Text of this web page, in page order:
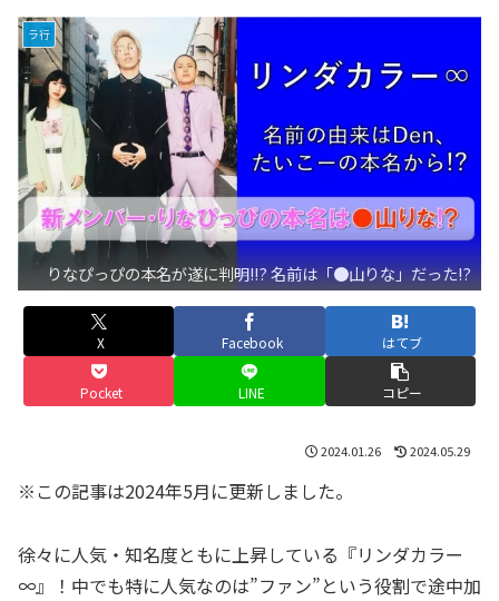
ラ行
りなぴっぴの本名が遂に判明!!? 名前は「●山りな」だった!?
X Facebook はてブ
Pocket LINE コピー
2024.01.26 2024.05.29
※この記事は2024年5月に更新しました。
徐々に人気・知名度ともに上昇している『リンダカラー
∞』！中でも特に人気なのは”ファン”という役割で途中加